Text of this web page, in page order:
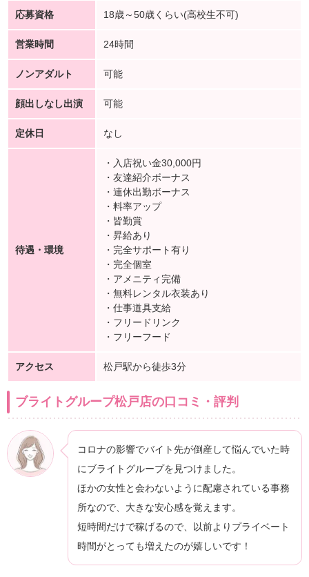
応募資格 18歳～50歳くらい(高校生不可)
営業時間 24時間
ノンアダルト 可能
顔出しなし出演 可能
定休日 なし
待遇・環境
・入店祝い金30,000円
・友達紹介ボーナス
・連休出勤ボーナス
・料率アップ
・皆勤賞
・昇給あり
・完全サポート有り
・完全個室
・アメニティ完備
・無料レンタル衣装あり
・仕事道具支給
・フリードリンク
・フリーフード
アクセス 松戸駅から徒歩3分
ブライトグループ松戸店の口コミ・評判
コロナの影響でバイト先が倒産して悩んでいた時
にブライトグループを見つけました。
ほかの女性と会わないように配慮されている事務
所なので、大きな安心感を覚えます。
短時間だけで稼げるので、以前よりプライベート
時間がとっても増えたのが嬉しいです！